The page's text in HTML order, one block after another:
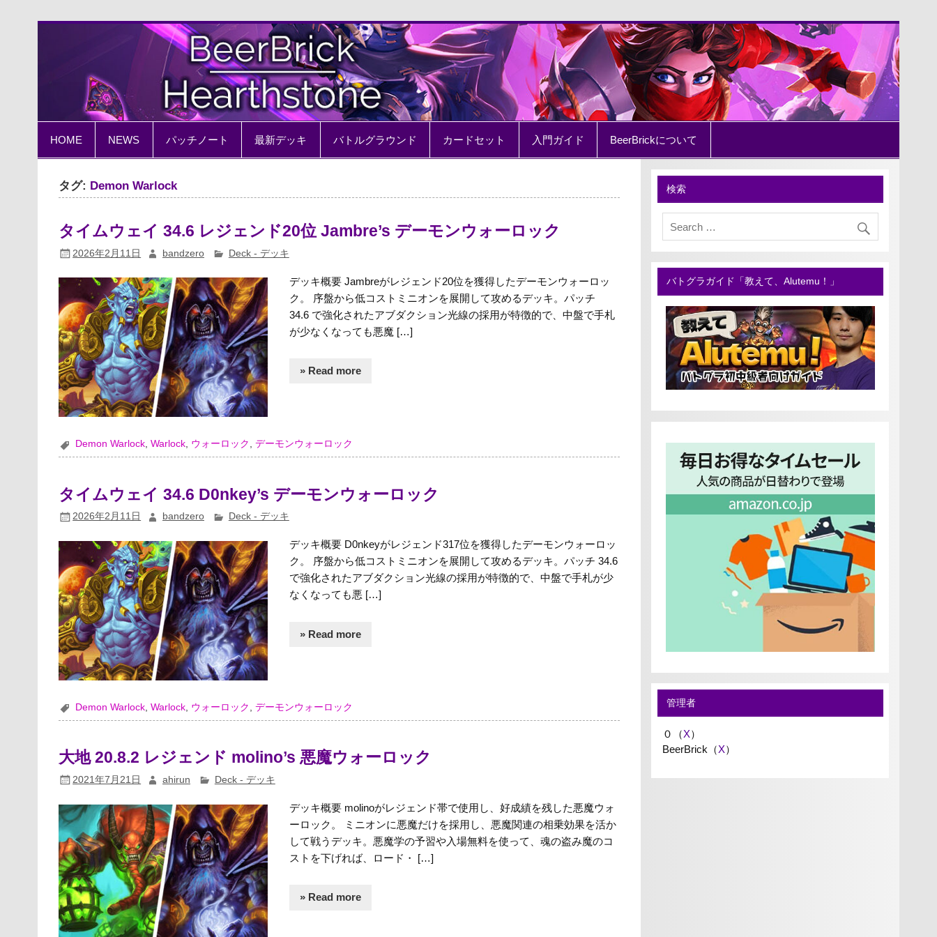
BeerBrick Hearthstone
ハースストーン情報サイト
HOME NEWS パッチノート 最新デッキ バトルグラウンド カードセット 入門ガイド BeerBrickについて
タグ: Demon Warlock
タイムウェイ 34.6 レジェンド20位 Jambre’s デーモンウォーロック
2026年2月11日 bandzero Deck - デッキ
デッキ概要 Jambreがレジェンド20位を獲得したデーモンウォーロッ
ク。 序盤から低コストミニオンを展開して攻めるデッキ。パッチ
34.6 で強化されたアブダクション光線の採用が特徴的で、中盤で手札
が少なくなっても悪魔 […]
» Read more
Demon Warlock,Warlock, ウォーロック ,デーモンウォーロック
タイムウェイ 34.6 D0nkey’s デーモンウォーロック
2026年2月11日 bandzero Deck - デッキ
デッキ概要 D0nkeyがレジェンド317位を獲得したデーモンウォーロッ
ク。 序盤から低コストミニオンを展開して攻めるデッキ。パッチ 34.6
で強化されたアブダクション光線の採用が特徴的で、中盤で手札が少
なくなっても悪 […]
» Read more
Demon Warlock ,Warlock ウォーロック ,デーモンウォーロック
大地 20.8.2 レジェンド molino’s 悪魔ウォーロック
2021年7月21日 ahirun Deck - デッキ
デッキ概要 molinoがレジェンド帯で使用し、好成績を残した悪魔ウォ
ーロック。 ミニオンに悪魔だけを採用し、悪魔関連の相乗効果を活か
して戦うデッキ。悪魔学の予習や入場無料を使って、魂の盗み魔のコ
ストを下げれば、ロード・ […]
» Read more
検索
バトグラガイド「教えて、Alutemu！」
管理者
０（X）
BeerBrick（X）